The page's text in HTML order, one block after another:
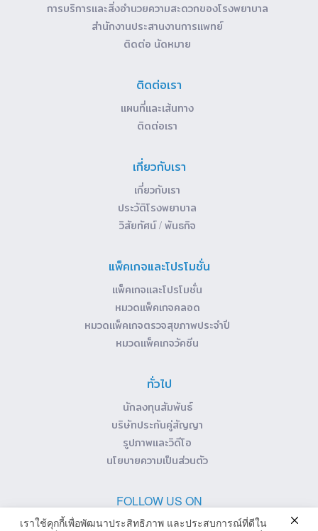
การบริการและสิ่งอำนวยความสะดวกของโรงพยาบาล
สำนักงานประสานงานการแพทย์
ติดต่อ นัดหมาย
ติดต่อเรา
แผนที่และเส้นทาง
ติดต่อเรา
เกี่ยวกับเรา
เกี่ยวกับเรา
ประวัติโรงพยาบาล
วิสัยทัศน์ / พันธกิจ
แพ็คเกจและโปรโมชั่น
แพ็คเกจและโปรโมชั่น
หมวดแพ็คเกจคลอด
หมวดแพ็คเกจตรวจสุขภาพประจำปี
หมวดแพ็คเกจวัคซีน
ทั่วไป
นักลงทุนสัมพันธ์
บริษัทประกันคู่สัญญา
รูปภาพและวิดีโอ
นโยบายความเป็นส่วนตัว
FOLLOW US ON
เราใช้คุกกี้เพื่อพัฒนาประสิทธิภาพ และประสบการณ์ที่ดีใน